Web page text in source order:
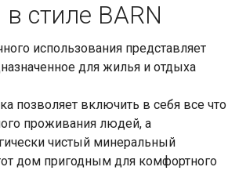
стиле BARN
использования представляет
для жилья и отдыха
позволяет включить в себя все что
проживания людей, а
чистый минеральный
дом пригодным для комфортного